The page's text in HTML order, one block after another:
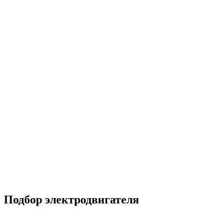
Подбор электродвигателя